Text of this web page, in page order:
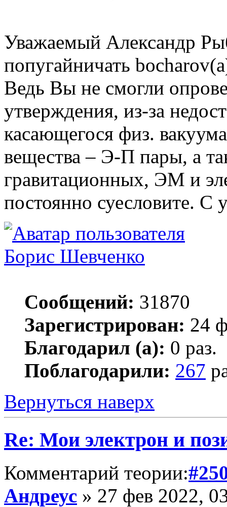
Уважаемый Александр
попугайничать
Ведь Вы не смогли
утверждения, из-за
касающегося физ.
вещества – Э-П пары, а
гравитационных, ЭМ и
постоянно суесловите. С
Борис Шевченко
Сообщений: 31870
Зарегистрирован: 24
Благодарил (а): 0 раз.
Поблагодарили: 267
Вернуться наверх
Re: Мои электрон и
Комментарий теории:
Андреус » 27 фев 2022,